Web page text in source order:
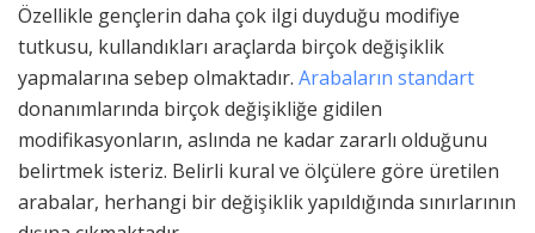
Özellikle gençlerin daha çok ilgi duyduğu modifiye
tutkusu, kullandıkları araçlarda birçok değişiklik
yapmalarına sebep olmaktadır. Arabaların standart
donanımlarında birçok değişikliğe gidilen
modifikasyonların, aslında ne kadar zararlı olduğunu
belirtmek isteriz. Belirli kural ve ölçülere göre üretilen
arabalar, herhangi bir değişiklik yapıldığında sınırlarının